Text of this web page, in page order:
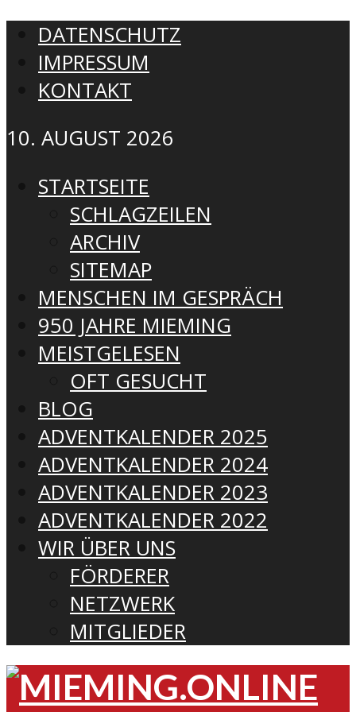
DATENSCHUTZ
IMPRESSUM
KONTAKT
10. AUGUST 2026
STARTSEITE
SCHLAGZEILEN
ARCHIV
SITEMAP
MENSCHEN IM GESPRÄCH
950 JAHRE MIEMING
MEISTGELESEN
OFT GESUCHT
BLOG
ADVENTKALENDER 2025
ADVENTKALENDER 2024
ADVENTKALENDER 2023
ADVENTKALENDER 2022
WIR ÜBER UNS
FÖRDERER
NETZWERK
MITGLIEDER